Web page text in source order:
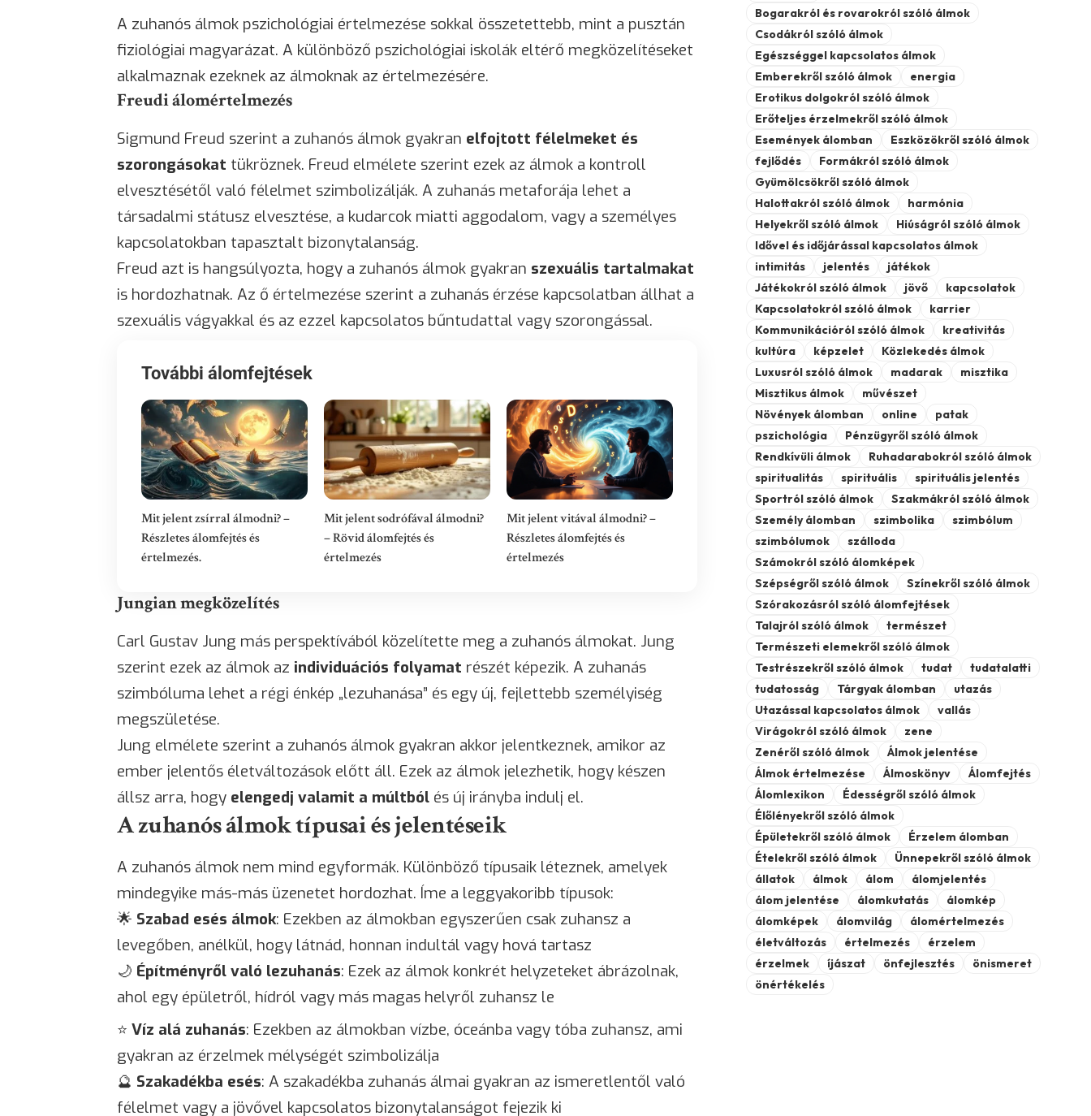
A zuhanós álmok pszichológiai értelmezése sokkal összetettebb, mint a pusztán
fiziológiai magyarázat. A különböző pszichológiai iskolák eltérő megközelítéseket
alkalmaznak ezeknek az álmoknak az értelmezésére.
Freudi álomértelmezés
Sigmund Freud szerint a zuhanós álmok gyakran elfojtott félelmeket és
szorongásokat tükröznek. Freud elmélete szerint ezek az álmok a kontroll
elvesztésétől való félelmet szimbolizálják. A zuhanás metaforája lehet a
társadalmi státusz elvesztése, a kudarcok miatti aggodalom, vagy a személyes
kapcsolatokban tapasztalt bizonytalanság.
Freud azt is hangsúlyozta, hogy a zuhanós álmok gyakran szexuális tartalmakat
is hordozhatnak. Az ő értelmezése szerint a zuhanás érzése kapcsolatban állhat a
szexuális vágyakkal és az ezzel kapcsolatos bűntudattal vagy szorongással.
További álomfejtések
Mit jelent zsírral álmodni? –
Részletes álomfejtés és
értelmezés.
Mit jelent sodrófával álmodni?
– Rövid álomfejtés és
értelmezés
Mit jelent vitával álmodni? –
Részletes álomfejtés és
értelmezés
Jungian megközelítés
Carl Gustav Jung más perspektívából közelítette meg a zuhanós álmokat. Jung
szerint ezek az álmok az individuációs folyamat részét képezik. A zuhanás
szimbóluma lehet a régi énkép „lezuhanása” és egy új, fejlettebb személyiség
megszületése.
Jung elmélete szerint a zuhanós álmok gyakran akkor jelentkeznek, amikor az
ember jelentős életváltozások előtt áll. Ezek az álmok jelezhetik, hogy készen
állsz arra, hogy elengedj valamit a múltból és új irányba indulj el.
A zuhanós álmok típusai és jelentéseik
A zuhanós álmok nem mind egyformák. Különböző típusaik léteznek, amelyek
mindegyike más-más üzenetet hordozhat. Íme a leggyakoribb típusok:
🌟 Szabad esés álmok: Ezekben az álmokban egyszerűen csak zuhansz a
levegőben, anélkül, hogy látnád, honnan indultál vagy hová tartasz
🌙 Építményről való lezuhanás: Ezek az álmok konkrét helyzeteket ábrázolnak,
ahol egy épületről, hídról vagy más magas helyről zuhansz le
⭐ Víz alá zuhanás: Ezekben az álmokban vízbe, óceánba vagy tóba zuhansz, ami
gyakran az érzelmek mélységét szimbolizálja
🔮 Szakadékba esés: A szakadékba zuhanás álmai gyakran az ismeretlentől való
félelmet vagy a jövővel kapcsolatos bizonytalanságot fejezik ki
Bogarakról és rovarokról szóló álmok
Csodákról szóló álmok
Egészséggel kapcsolatos álmok
Emberekről szóló álmok
energia
Erotikus dolgokról szóló álmok
Erőteljes érzelmekről szóló álmok
Események álomban
Eszközökről szóló álmok
fejlődés
Formákról szóló álmok
Gyümölcsökről szóló álmok
Halottakról szóló álmok
harmónia
Helyekről szóló álmok
Hiúságról szóló álmok
Idővel és időjárással kapcsolatos álmok
intimitás
jelentés
játékok
Játékokról szóló álmok
jövő
kapcsolatok
Kapcsolatokról szóló álmok
karrier
Kommunikációról szóló álmok
kreativitás
kultúra
képzelet
Közlekedés álmok
Luxusról szóló álmok
madarak
misztika
Misztikus álmok
művészet
Növények álomban
online
patak
pszichológia
Pénzügyről szóló álmok
Rendkívüli álmok
Ruhadarabokról szóló álmok
spiritualitás
spirituális
spirituális jelentés
Sportról szóló álmok
Szakmákról szóló álmok
Személy álomban
szimbolika
szimbólum
szimbólumok
szálloda
Számokról szóló álomképek
Szépségről szóló álmok
Színekről szóló álmok
Szórakozásról szóló álomfejtések
Talajról szóló álmok
természet
Természeti elemekről szóló álmok
Testrészekről szóló álmok
tudat
tudatalatti
tudatosság
Tárgyak álomban
utazás
Utazással kapcsolatos álmok
vallás
Virágokról szóló álmok
zene
Zenéről szóló álmok
Álmok jelentése
Álmok értelmezése
Álmoskönyv
Álomfejtés
Álomlexikon
Édességről szóló álmok
Élőlényekről szóló álmok
Épületekről szóló álmok
Érzelem álomban
Ételekről szóló álmok
Ünnepekről szóló álmok
állatok
álmok álom
álomjelentés
álom jelentése
álomkutatás
álomkép
álomképek
álomvilág
álomértelmezés
életváltozás
értelmezés
érzelem
érzelmek
íjászat önfejlesztés
önismeret
önértékelés